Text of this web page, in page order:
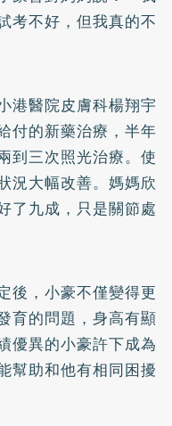
考不好，但我真的不
港醫院皮膚科楊翔宇
付的新藥治療，半年
到三次照光治療。使
況大幅改善。媽媽欣
了九成，只是關節處
後，小豪不僅變得更
育的問題，身高有顯
優異的小豪許下成為
幫助和他有相同困擾